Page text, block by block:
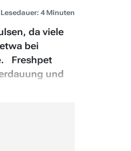
Lesedauer: 4 Minuten
da viele
bei
Freshpet
und